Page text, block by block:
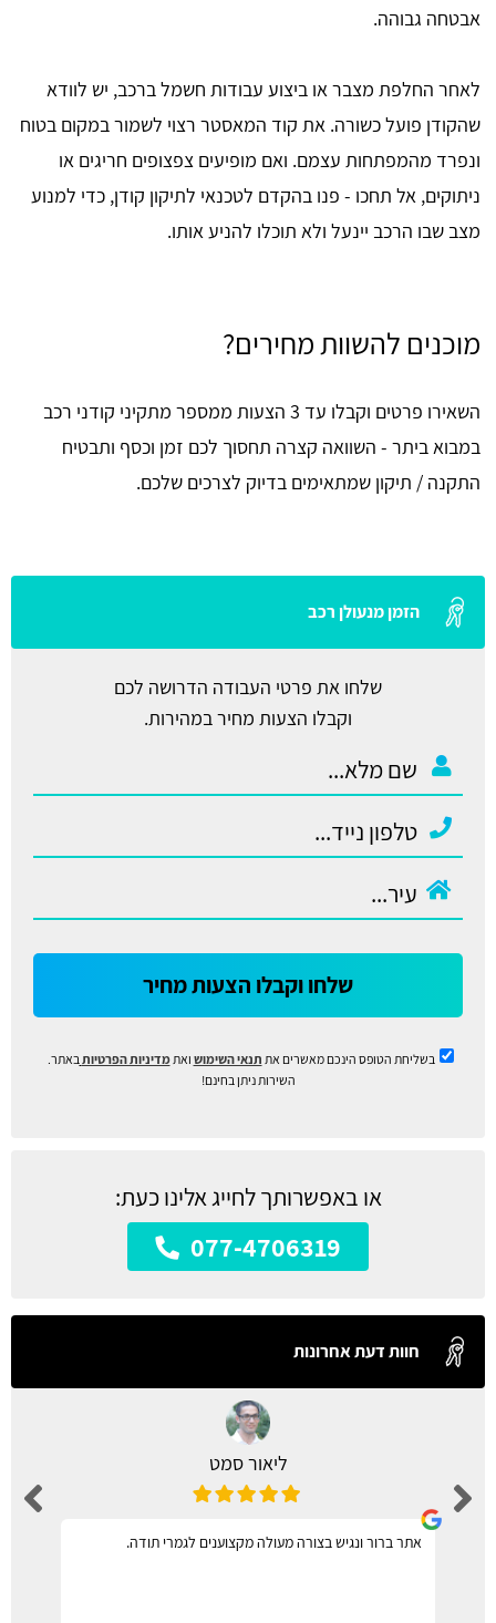
אבטחה גבוהה.
לאחר החלפת מצבר או ביצוע עבודות חשמל ברכב, יש לוודא
שהקודן פועל כשורה. את קוד המאסטר רצוי לשמור במקום בטוח
ונפרד מהמפתחות עצמם. ואם מופיעים צפצופים חריגים או
ניתוקים, אל תחכו - פנו בהקדם לטכנאי לתיקון קודן, כדי למנוע
מצב שבו הרכב יינעל ולא תוכלו להניע אותו.
מוכנים להשוות מחירים?
השאירו פרטים וקבלו עד 3 הצעות ממספר מתקיני קודני רכב
במבוא ביתר - השוואה קצרה תחסוך לכם זמן וכסף ותבטיח
התקנה / תיקון שמתאימים בדיוק לצרכים שלכם.
הזמן מנעולן רכב
שלחו את פרטי העבודה הדרושה לכם
וקבלו הצעות מחיר במהירות.
שלחו וקבלו הצעות מחיר
בשליחת הטופס הינכם מאשרים את תנאי השימוש ואתמדיניות הפרטיות באתר.
השירות ניתן בחינם!
או באפשרותך לחייג אלינו כעת:
077-4706319
חוות דעת אחרונות
ליאור סמט
אתר ברור ונגיש בצורה מעולה מקצוענים לגמרי תודה.